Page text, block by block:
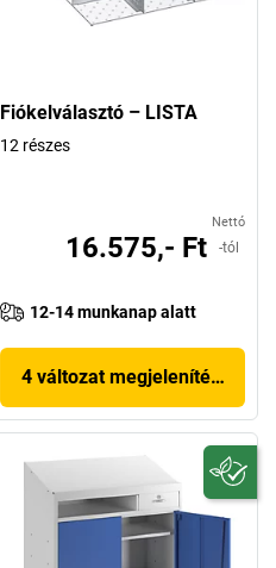
Fiókelválasztó – LISTA
12 részes
Nettó
16.575,- Ft -tól
12-14 munkanap alatt
4 változat megjelenítése